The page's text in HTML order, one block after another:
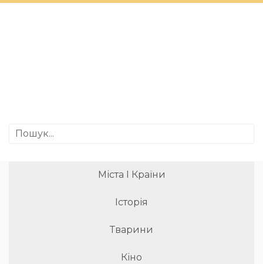
Міста І Країни
Історія
Тварини
Кіно